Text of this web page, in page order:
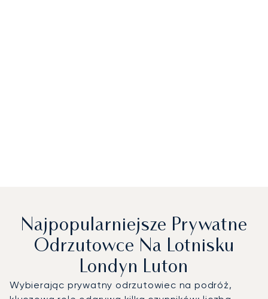
Najpopularniejsze Prywatne
Odrzutowce Na Lotnisku
Londyn Luton
Wybierając prywatny odrzutowiec na podróż,